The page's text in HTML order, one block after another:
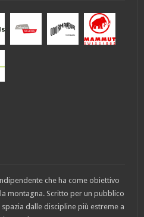
che ha come obiettivo
montagna. Scritto per un pubblico
dalle discipline più estreme a